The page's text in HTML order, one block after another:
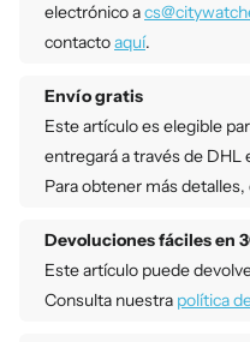
electrónico a
contactoaquí.
Envío gratis
Este artículo es elegible
entregará a través de DHL
Para obtener más
Devoluciones fáciles en
Este artículo puede
Consulta nuestra política